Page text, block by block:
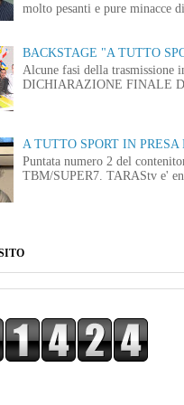
molto pesanti e pure minacce
BACKSTAGE "A TUTTO
Alcune fasi della trasmissione
DICHIARAZIONE FINALE
A TUTTO SPORT IN PRESA
Puntata numero 2 del
TBM/SUPER7. TARAStv e'